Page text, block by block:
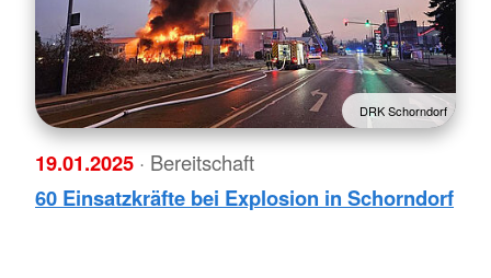
DRK Schorndorf
19.01.2025 · Bereitschaft
60 Einsatzkräfte bei Explosion in Schorndorf